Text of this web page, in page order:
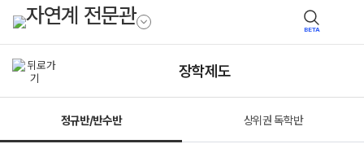
BETA
장학제도
정규반/반수반 상위권 독학반